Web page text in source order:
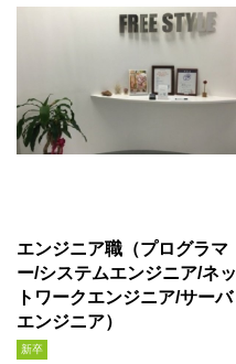
エンジニア職（プログラマ
ー/システムエンジニア/ネッ
トワークエンジニア/サーバ
エンジニア）
新卒